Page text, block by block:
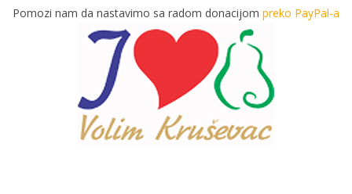
Pomozi nam da nastavimo sa radom donacijom preko PayPal-a